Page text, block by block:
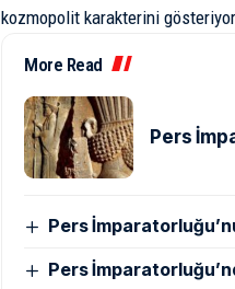
kozmopolit karakterini
More Read
Pers
Pers
Pers